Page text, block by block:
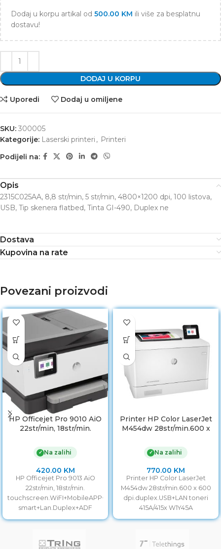
Dodaj u korpu artikal od 500.00 KM ili više za besplatnu
dostavu!
DODAJ U KORPU
Uporedi Dodaj u omiljene
SKU: 300005
Kategorije: Laserski printeri , Printeri
Podijeli na:
Opis
2315C025AA, 8,8 str/min, 5 str/min, 4800×1200 dpi, 100 listova,
USB, Tip skenera flatbed, Tinta GI-490, Duplex ne
Dostava
Kupovina na rate
Povezani proizvodi
HP Officejet Pro 9010 AiO
22str/min, 18str/min.
APP+HP
smart+Lan.Duplex+ADF
3UK83B
✓ Na zalihi
420.00 KM
HP Officejet Pro 9013 AiO
22str/min, 18str/min.
touchscreen.WiFI+MobileAPP+HP
smart+Lan.Duplex+ADF
3UK83B HP OfficeJet Pro 9010
Printer HP Color LaserJet
M454dw 28str/min.600 x
toneri 415A/415x W1Y45A
✓ Na zalihi
770.00 KM
Printer HP Color LaserJet
M454dw 28str/min.600 x 600
dpi.duplex.USB+LAN toneri
415A/415x W1Y45A